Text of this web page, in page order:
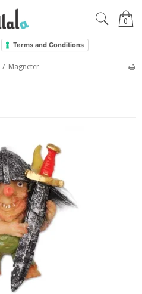
Terms and Conditions
0
/ Magneter